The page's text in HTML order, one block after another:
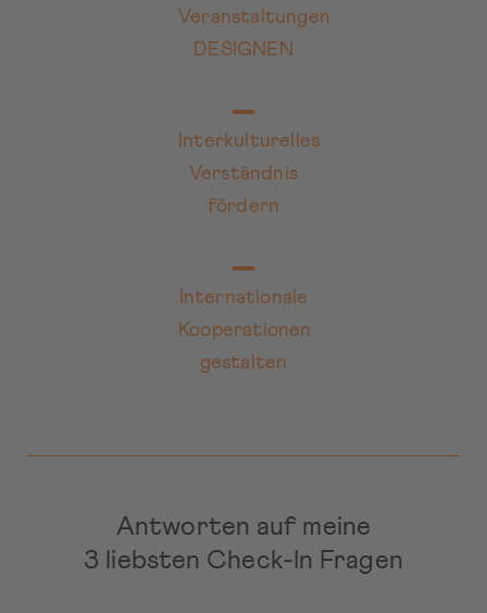
Veranstaltungen
DESIGNEN
Interkulturelles
Verständnis
fördern
Internationale
Kooperationen
gestalten
Antworten auf meine
3 liebsten Check-In Fragen